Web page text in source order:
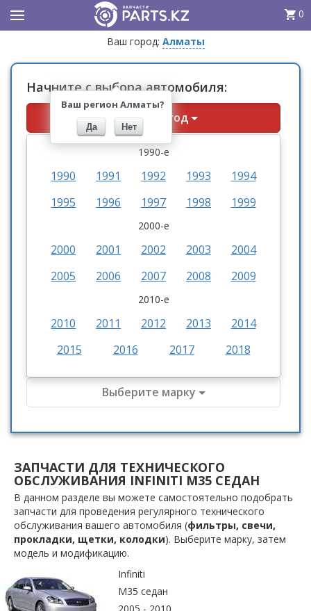
0
Ваш город: Алматы
Ваш регион Алматы?
Да Нет
Начните с выбора автомобиля:
Выберите год
1990-е
1990 1991 1992 1993
1994
1995
1996 1997 1998 1999
2000-е
2000 2001 2002 2003
2004
2005
2006 2007 2008 2009
2010-е
2010 2011 2012 2013
2014
2015
2016 2017 2018
Выберите марку
ЗАПЧАСТИ ДЛЯ ТЕХНИЧЕСКОГО
ОБСЛУЖИВАНИЯ INFINITI M35 СЕДАН
В данном разделе вы можете самостоятельно подобрать
запчасти для проведения регулярного технического
обслуживания вашего автомобиля (фильтры, свечи,
прокладки, щетки, колодки). Выберите марку, затем
модель и модификацию.
Infiniti
M35 седан